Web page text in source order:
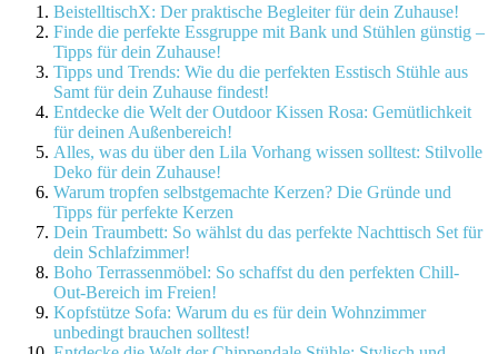
BeistelltischX: Der praktische Begleiter für dein Zuhause!
Finde die perfekte Essgruppe mit Bank und Stühlen günstig –
Tipps für dein Zuhause!
Tipps und Trends: Wie du die perfekten Esstisch Stühle aus
Samt für dein Zuhause findest!
Entdecke die Welt der Outdoor Kissen Rosa: Gemütlichkeit
für deinen Außenbereich!
Alles, was du über den Lila Vorhang wissen solltest: Stilvolle
Deko für dein Zuhause!
Warum tropfen selbstgemachte Kerzen? Die Gründe und
Tipps für perfekte Kerzen
Dein Traumbett: So wählst du das perfekte Nachttisch Set für
dein Schlafzimmer!
Boho Terrassenmöbel: So schaffst du den perfekten Chill-
Out-Bereich im Freien!
Kopfstütze Sofa: Warum du es für dein Wohnzimmer
unbedingt brauchen solltest!